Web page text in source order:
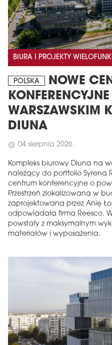
BIURA I PROJEKTY
POLSKA
NOWE
WARSZAWSKIM
DIUNA
schedule 04 sierpnia 2026
Kompleks biurowy Diuna na
należący do portfolio Syrena
centrum konferencyjne o
Przestrzeń zlokalizowana w
zaprojektowana przez Anię
odpowiadała firma Reesco.
powstały z maksymalnym
materiałów i wyposażenia.